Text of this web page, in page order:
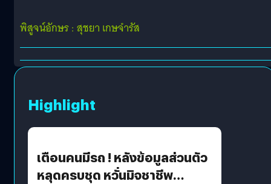
พิสูจน์อักษร : สุชยา เกษจำรัส
Highlight
เตือนคนมีรถ ! หลังข้อมูลส่วนตัว
หลุดครบชุด หวั่นมิจชาชีพ